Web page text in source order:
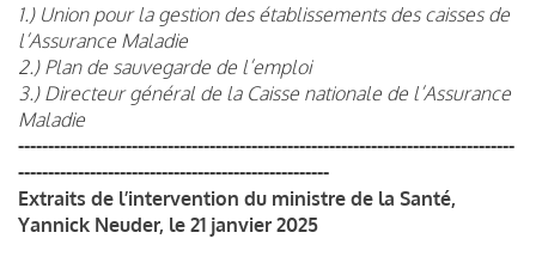
1.) Union pour la gestion des établissements des caisses de
l’Assurance Maladie
2.) Plan de sauvegarde de l’emploi
3.) Directeur général de la Caisse nationale de l’Assurance
Maladie
-----------------------------------------------------------------------------------
----------------------------------------------------
Extraits de l’intervention du ministre de la Santé,
Yannick Neuder, le 21 janvier 2025